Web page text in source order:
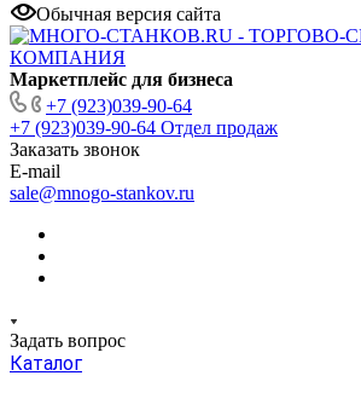
Обычная версия сайта
Маркетплейс для бизнеса
+7 (923)039-90-64
+7 (923)039-90-64 Отдел продаж
Заказать звонок
E-mail
sale@mnogo-stankov.ru
Задать вопрос
Каталог